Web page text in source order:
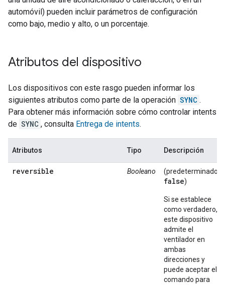
automóvil) pueden incluir parámetros de configuración
como bajo, medio y alto, o un porcentaje.
Atributos del dispositivo
Los dispositivos con este rasgo pueden informar los
siguientes atributos como parte de la operación SYNC .
Para obtener más información sobre cómo controlar intents
de SYNC , consulta Entrega de intents.
Atributos Tipo Descripción
reversible Booleano (predeterminado:
false)
Si se establece
como verdadero,
este dispositivo
admite el
ventilador en
ambas
direcciones y
puede aceptar el
comando para